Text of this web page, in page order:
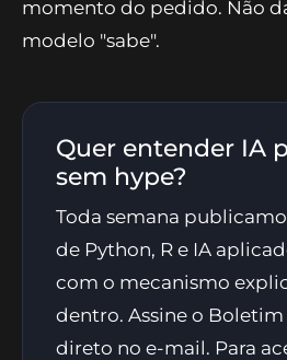
momento do pedido. Não
modelo "sabe".
Quer entender IA
sem hype?
Toda semana
de Python, R e IA
com o mecanismo
dentro. Assine o Boletim
direto no e-mail. Para